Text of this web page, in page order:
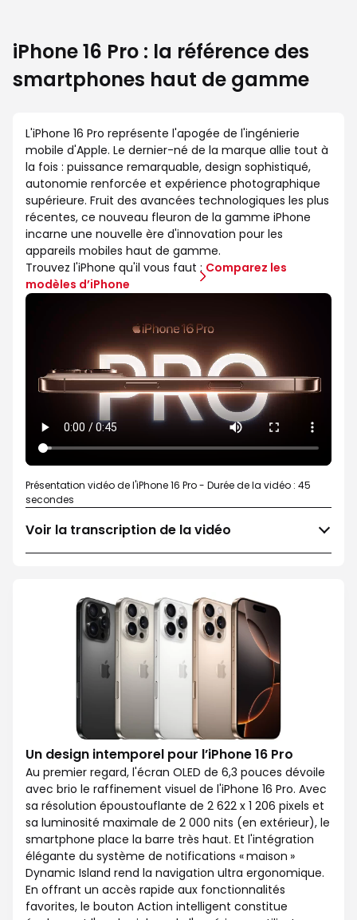
iPhone 16 Pro : la référence des
smartphones haut de gamme
L'iPhone 16 Pro représente l'apogée de l'ingénierie
mobile d'Apple. Le dernier-né de la marque allie tout à
la fois : puissance remarquable, design sophistiqué,
autonomie renforcée et expérience photographique
supérieure. Fruit des avancées technologiques les plus
récentes, ce nouveau fleuron de la gamme iPhone
incarne une nouvelle ère d'innovation pour les
appareils mobiles haut de gamme.
Trouvez l'iPhone qu'il vous faut : Comparez les
modèles d’iPhone
Présentation vidéo de l'iPhone 16 Pro - Durée de la vidéo : 45
secondes
Voir la transcription de la vidéo
Un design intemporel pour l’iPhone 16 Pro
Au premier regard, l'écran OLED de 6,3 pouces dévoile
avec brio le raffinement visuel de l'iPhone 16 Pro. Avec
sa résolution époustouflante de 2 622 x 1 206 pixels et
sa luminosité maximale de 2 000 nits (en extérieur), le
smartphone place la barre très haut. Et l'intégration
élégante du système de notifications « maison »
Dynamic Island rend la navigation ultra ergonomique.
En offrant un accès rapide aux fonctionnalités
favorites, le bouton Action intelligent constitue